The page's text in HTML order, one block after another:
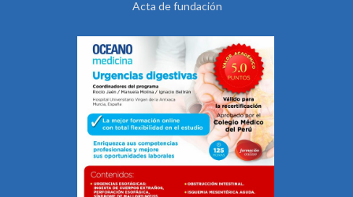
Acta de fundación